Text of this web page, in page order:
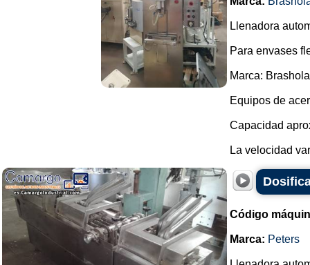
Llenadora
Para envases
Marca:
Equipos de
Capacidad
La velocidad
Código
Marca: Peters